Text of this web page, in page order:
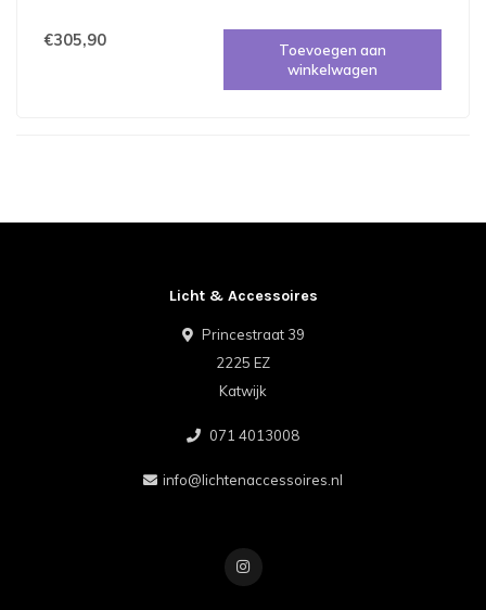
€305,90
Toevoegen aan
winkelwagen
Licht & Accessoires
Princestraat 39
2225 EZ
Katwijk
071 4013008
info@lichtenaccessoires.nl